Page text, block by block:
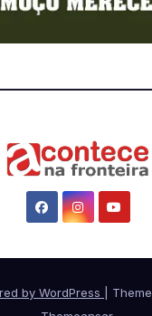
by WordPress